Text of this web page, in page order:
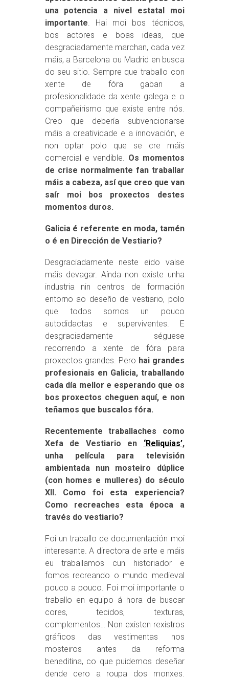
una potencia a nivel estatal moi
importante . Hai moi bos técnicos,
bos actores e boas ideas, que
desgraciadamente marchan, cada vez
máis, a Barcelona ou Madrid en busca
do seu sitio. Sempre que traballo con
xente de fóra gaban a
profesionalidade da xente galega e o
compañeirismo que existe entre nós.
Creo que debería subvencionarse
máis a creatividade e a innovación, e
non optar polo que se cre máis
comercial e vendible. Os momentos
de crise normalmente fan traballar
máis a cabeza, así que creo que van
saír moi bos proxectos destes
momentos duros.
Galicia é referente en moda, tamén
o é en Dirección de Vestiario?
Desgraciadamente neste eido vaise
máis devagar. Aínda non existe unha
industria nin centros de formación
entorno ao deseño de vestiario, polo
que todos somos un pouco
autodidactas e superviventes. E
desgraciadamente séguese
recorrendo a xente de fóra para
proxectos grandes. Pero hai grandes
profesionais en Galicia, traballando
cada día mellor e esperando que os
bos proxectos cheguen aquí, e non
teñamos que buscalos fóra.
Recentemente traballaches como
Xefa de Vestiario en ‘Reliquias’,
unha película para televisión
ambientada nun mosteiro dúplice
(con homes e mulleres) do século
XII. Como foi esta experiencia?
Como recreaches esta época a
través do vestiario?
Foi un traballo de documentación moi
interesante. A directora de arte e máis
eu traballamos cun historiador e
fomos recreando o mundo medieval
pouco a pouco. Foi moi importante o
traballo en equipo á hora de buscar
cores, tecidos, texturas,
complementos… Non existen rexistros
gráficos das vestimentas nos
mosteiros antes da reforma
beneditina, co que puidemos deseñar
dende cero a roupa dos monxes.